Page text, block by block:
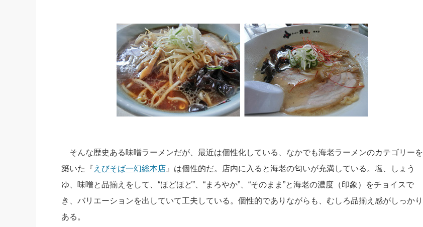
そんな歴史ある味噌ラーメンだが、最近は個性化している、なかでも海老ラーメンのカテゴリーを
築いた『 えびそば一幻総本店 』は個性的だ。店内に入ると海老の匂いが充満している。塩、しょう
ゆ、味噌と品揃えをして、“ほどほど”、“まろやか”、“そのまま”と海老の濃度（印象）をチョイスで
き、バリエーションを出していて工夫している。個性的でありながらも、むしろ品揃え感がしっかり
ある。